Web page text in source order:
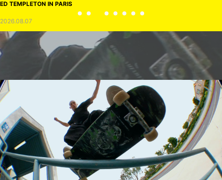
ED TEMPLETON IN PARIS
2026.08.07